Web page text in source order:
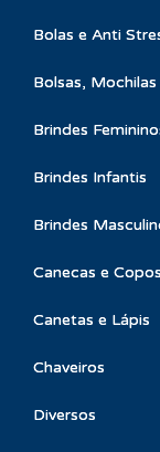
Bolas e Anti
Bolsas, Mochilas
Brindes
Brindes Infantis
Brindes
Canecas e Copos
Canetas e Lápis
Chaveiros
Diversos